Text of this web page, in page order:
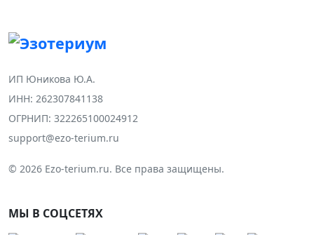
ИП Юникова Ю.А.
ИНН: 262307841138
ОГРНИП: 322265100024912
support@ezo-terium.ru
© 2026 Ezo-terium.ru. Все права защищены.
МЫ В СОЦСЕТЯХ